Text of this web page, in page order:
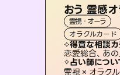
おう 霊感
霊視・オーラ
オラクルカード
得意な相談カ
恋愛総合、あ
占い師につい
霊視×オラクル
アイリ
西洋占星術
ルーン
得意な
恋愛総合
占い師
未
霊視
スピ
得
出逢
占